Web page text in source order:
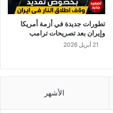
تطورات جديدة في أزمة أمريكا
وإيران بعد تصريحات ترامب
21 أبريل 2026
الأشهر